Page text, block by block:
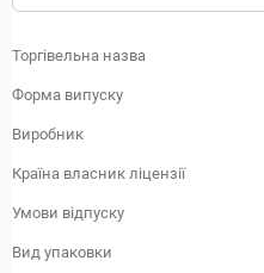
Торгівельна назва
Форма випуску
Виробник
Країна власник ліцензії
Умови відпуску
Вид упаковки